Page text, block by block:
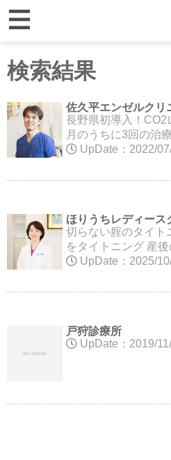
検索結果
佐久平エンゼルクリ
長野県初導入！CO2
月のうちに3回の治
UpDate：2022/
ほりうちレディース
切らない腟のタイト
をタイトニング 産
UpDate：2025/
戸狩診療所
UpDate：2019/